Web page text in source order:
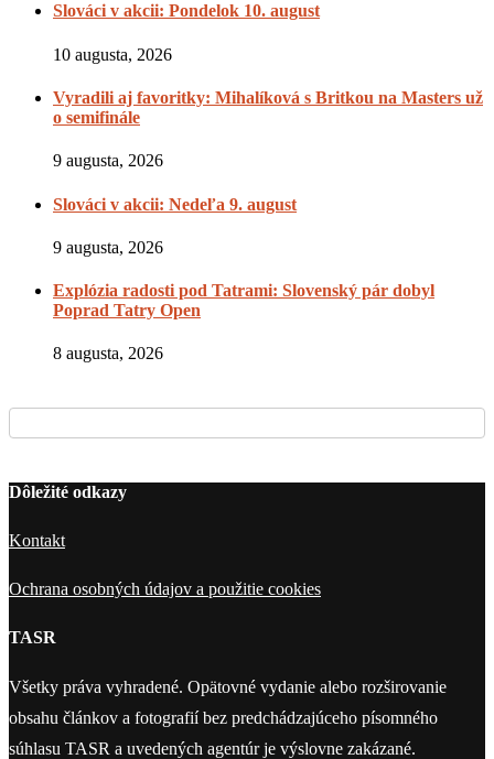
Slováci v akcii: Pondelok 10. august
10 augusta, 2026
Vyradili aj favoritky: Mihalíková s Britkou na Masters už
o semifinále
9 augusta, 2026
Slováci v akcii: Nedeľa 9. august
9 augusta, 2026
Explózia radosti pod Tatrami: Slovenský pár dobyl
Poprad Tatry Open
8 augusta, 2026
Dôležité odkazy
Kontakt
Ochrana osobných údajov a použitie cookies
TASR
Všetky práva vyhradené. Opätovné vydanie alebo rozširovanie
obsahu článkov a fotografií bez predchádzajúceho písomného
súhlasu TASR a uvedených agentúr je výslovne zakázané.